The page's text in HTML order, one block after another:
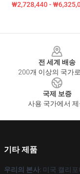
₩2,728,440 -
전 세계 배송
200개 이상의 국가
국제 보증
사용 국가에서 제
기타 제품
우리의 본사: 미국 캘리